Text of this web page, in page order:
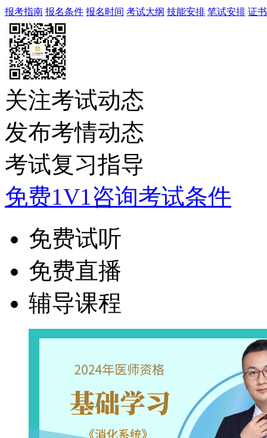
报考指南 报名条件 报名时间 考试大纲 技能安排 笔试安排 证
关注考试动态
发布考情动态
考试复习指导
免费1V1咨询考试条件
免费试听
免费直播
辅导课程